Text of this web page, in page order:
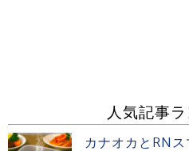
人気記事
カナオカとRN